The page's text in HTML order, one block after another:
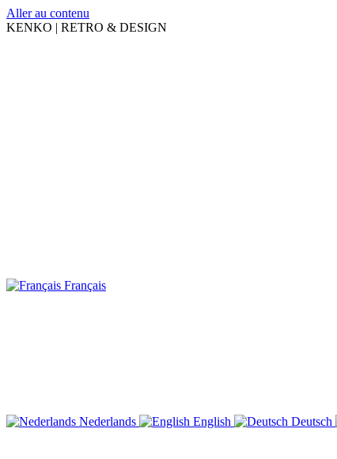
Aller au contenu
KENKO | RETRO & DESIGN
Français
Nederlands English Deutsch